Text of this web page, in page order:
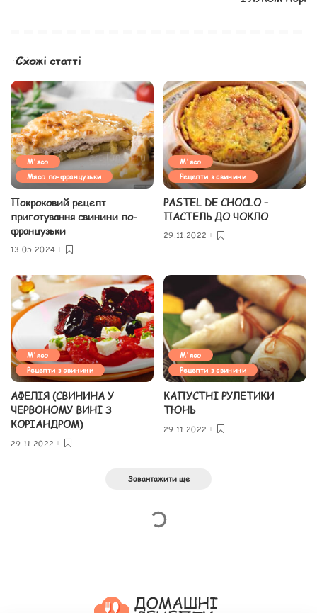
Схожі статті
М'ясо
Мясо по-французьки
Покроковий рецепт
приготування свинини по-
французьки
13.05.2024
М'ясо
Рецепти з свинини
PASTEL DE CHOCLO –
ПАСТЕЛЬ ДО ЧОКЛО
29.11.2022
М'ясо
Рецепти з свинини
АФЕЛІЯ (СВИНИНА У
ЧЕРВОНОМУ ВИНІ З
КОРІАНДРОМ)
29.11.2022
М'ясо
Рецепти з свинини
КАПУСТНІ РУЛЕТИКИ
ТЮНЬ
29.11.2022
Завантажити ще